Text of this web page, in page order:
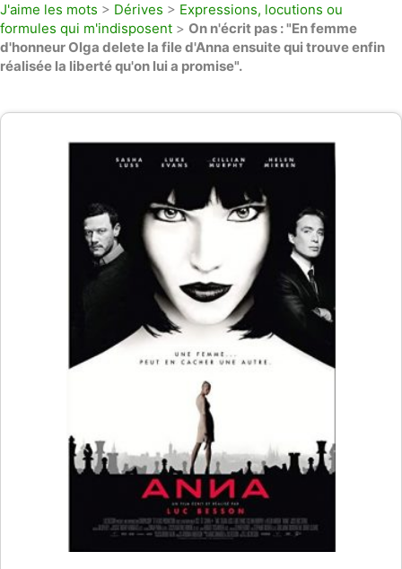
J'aime les mots > Dérives > Expressions, locutions ou
formules qui m'indisposent > On n'écrit pas : "En femme
d'honneur Olga delete la file d'Anna ensuite qui trouve enfin
réalisée la liberté qu'on lui a promise".